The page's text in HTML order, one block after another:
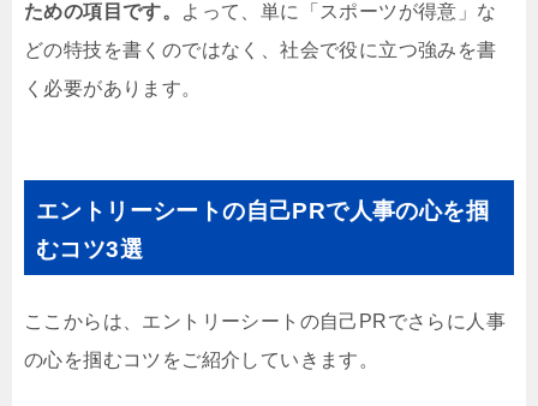
ための項目です。
よって、単に「スポーツが得意」な
どの特技を書くのではなく、社会で役に立つ強みを書
く必要があります。
エントリーシートの自己PRで人事の心を掴
むコツ3選
ここからは、エントリーシートの自己PRでさらに人事
の心を掴むコツをご紹介していきます。